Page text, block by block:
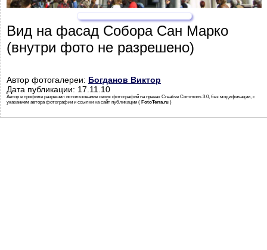
Вид на фасад Собора Сан Марко
(внутри фото не разрешено)
Автор фотогалереи: Богданов Виктор
Дата публикации: 17.11.10
Автор в профиле разрешил использование своих фотографий на правах Creative Commons 3.0, без модификации, с
указанием автора фотографии и ссылки на сайт публикации ( FotoTerra.ru )